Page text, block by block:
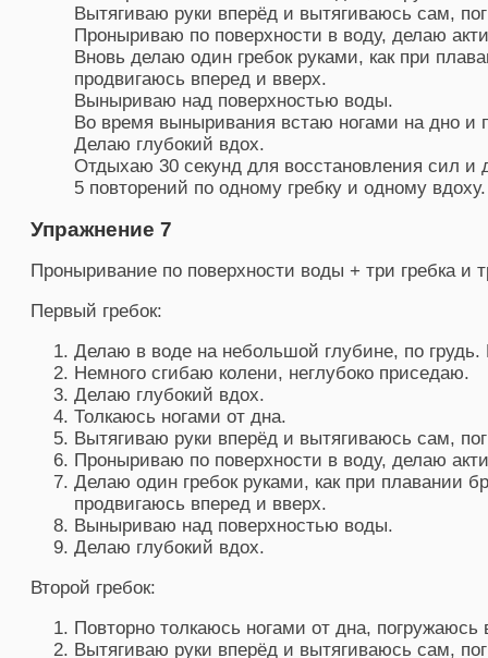
Вытягиваю руки вперёд и вытягиваюсь сам,
Проныриваю по поверхности в воду, делаю
Вновь делаю один гребок руками, как при
продвигаюсь вперед и вверх.
Выныриваю над поверхностью воды.
Во время выныривания встаю ногами на дно и
Делаю глубокий вдох.
Отдыхаю 30 секунд для восстановления сил и
5 повторений по одному гребку и одному вдоху.
Упражнение 7
Проныривание по поверхности воды + три гребка и
Первый гребок:
Делаю в воде на небольшой глубине, по грудь.
Немного сгибаю колени, неглубоко приседаю.
Делаю глубокий вдох.
Толкаюсь ногами от дна.
Вытягиваю руки вперёд и вытягиваюсь сам,
Проныриваю по поверхности в воду, делаю
Делаю один гребок руками, как при плавании
продвигаюсь вперед и вверх.
Выныриваю над поверхностью воды.
Делаю глубокий вдох.
Второй гребок:
Повторно толкаюсь ногами от дна, погружаюсь
Вытягиваю руки вперёд и вытягиваюсь сам,